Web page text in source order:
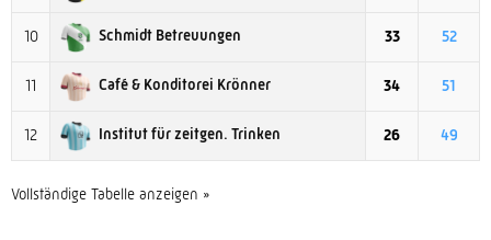
10 Schmidt Betreuungen 33 52
11 Café & Konditorei Krönner 34 51
12 Institut für zeitgen. Trinken 26 49
Vollständige Tabelle anzeigen »